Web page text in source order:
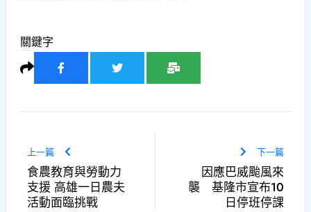
關鍵字
上一篇
食農教育與勞動力
支援 高雄一日農夫
活動面臨挑戰
下一篇
因應巴威颱風來
襲 基隆市宣布10
日停班停課